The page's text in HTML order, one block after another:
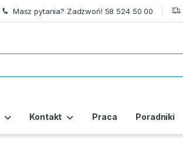
Masz pytania? Zadzwoń! 58 524 50 00
Kontakt Praca Poradniki